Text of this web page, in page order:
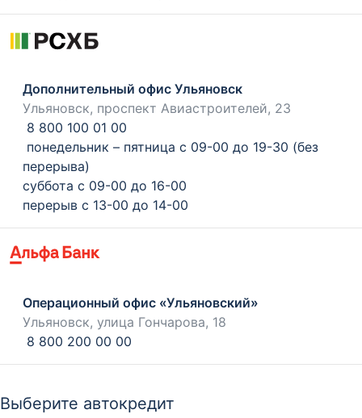
Дополнительный офис Ульяновск
Ульяновск, проспект Авиастроителей, 23
8 800 100 01 00
понедельник – пятница с 09-00 до 19-30 (без
перерыва)
суббота с 09-00 до 16-00
перерыв с 13-00 до 14-00
Операционный офис «Ульяновский»
Ульяновск, улица Гончарова, 18
8 800 200 00 00
Выберите автокредит